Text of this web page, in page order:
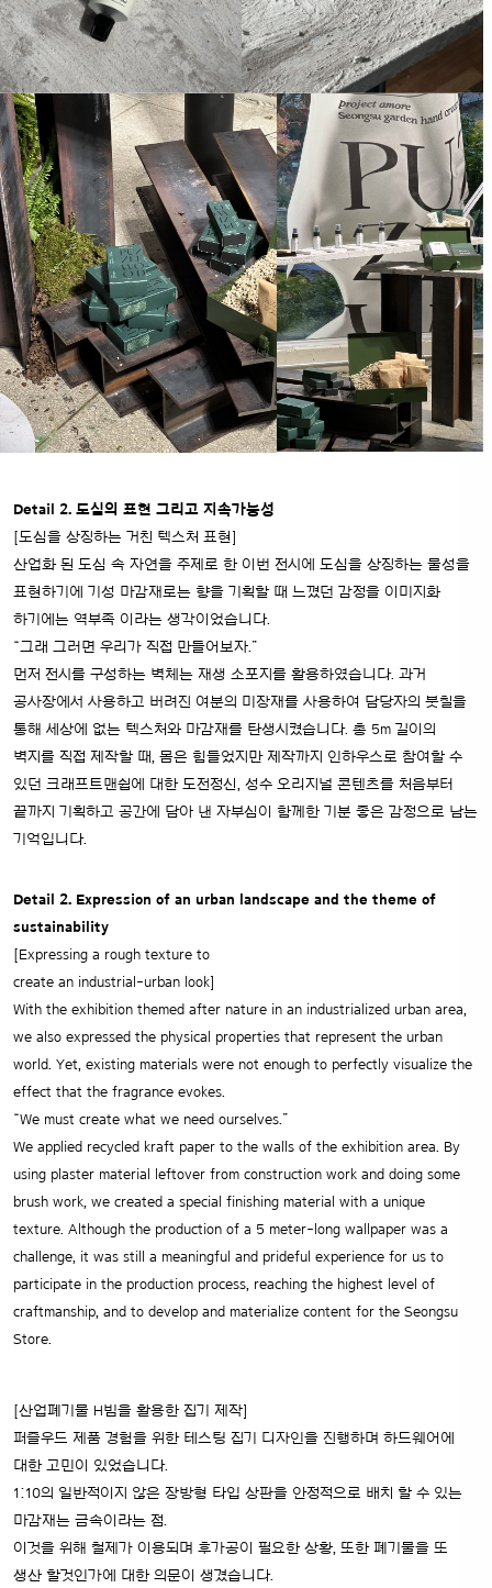
Detail 2. 도심의 표현 그리고 지속가능성
[도심을 상징하는 거친 텍스처 표현]
산업화 된 도심 속 자연을 주제로 한 이번 전시에 도심을 상징하는 물성을
표현하기에 기성 마감재로는 향을 기획할 때 느꼈던 감정을 이미지화
하기에는 역부족 이라는 생각이었습니다.
“그래 그러면 우리가 직접 만들어보자.”
먼저 전시를 구성하는 벽체는 재생 소포지를 활용하였습니다. 과거
공사장에서 사용하고 버려진 여분의 미장재를 사용하여 담당자의 붓칠을
통해 세상에 없는 텍스처와 마감재를 탄생시켰습니다. 총 5m 길이의
벽지를 직접 제작할 때, 몸은 힘들었지만 제작까지 인하우스로 참여할 수
있던 크래프트맨쉽에 대한 도전정신, 성수 오리지널 콘텐츠를 처음부터
끝까지 기획하고 공간에 담아 낸 자부심이 함께한 기분 좋은 감정으로 남는
기억입니다.
Detail 2. Expression of an urban landscape and the theme of
sustainability
[Expressing a rough texture to
create an industrial-urban look]
With the exhibition themed after nature in an industrialized urban area,
we also expressed the physical properties that represent the urban
world. Yet, existing materials were not enough to perfectly visualize the
effect that the fragrance evokes.
“We must create what we need ourselves.”
We applied recycled kraft paper to the walls of the exhibition area. By
using plaster material leftover from construction work and doing some
brush work, we created a special finishing material with a unique
texture. Although the production of a 5 meter-long wallpaper was a
challenge, it was still a meaningful and prideful experience for us to
participate in the production process, reaching the highest level of
craftmanship, and to develop and materialize content for the Seongsu
Store.
[산업폐기물 H빔을 활용한 집기 제작]
퍼즐우드 제품 경험을 위한 테스팅 집기 디자인을 진행하며 하드웨어에
대한 고민이 있었습니다.
1:10의 일반적이지 않은 장방형 타입 상판을 안정적으로 배치 할 수 있는
마감재는 금속이라는 점.
이것을 위해 철제가 이용되며 후가공이 필요한 상황, 또한 폐기물을 또
생산 할것인가에 대한 의문이 생겼습니다.